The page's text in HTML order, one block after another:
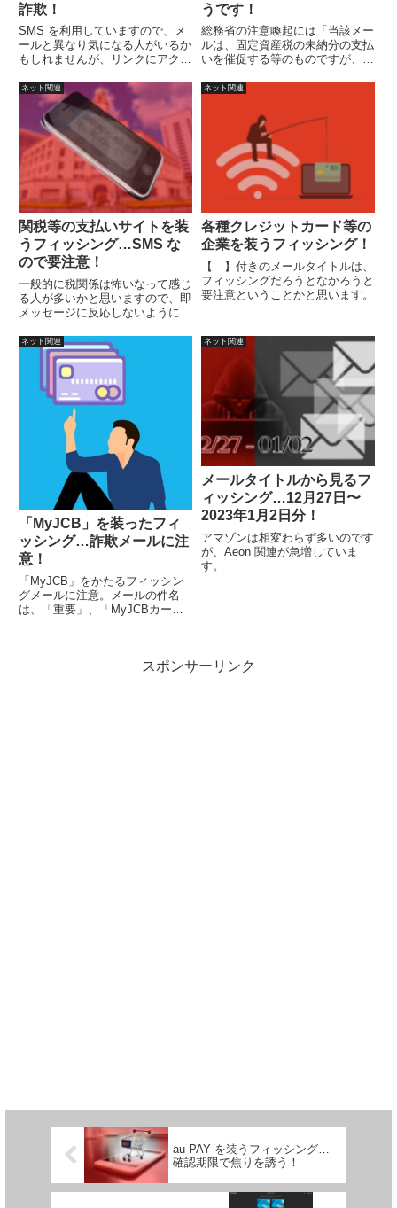
詐欺！
SMS を利用していますので、メ
ールと異なり気になる人がいるか
もしれませんが、リンクにアクセ
で、怪しさ満点です。
うです！
総務省の注意喚起には「当該メー
ルは、固定資産税の未納分の支払
いを催促する等のものですが、総
信することはありません。」と明
ネット関連
関税等の支払いサイトを装
うフィッシング…SMS な
ので要注意！
一般的に税関係は怖いなって感じ
る人が多いかと思いますので、即
メッセージに反応しないように注
ネット関連
各種クレジットカード等の
企業を装うフィッシング！
【 】付きのメールタイトルは、
フィッシングだろうとなかろうと
要注意ということかと思います。
ネット関連
「MyJCB」を装ったフィ
ッシング…詐欺メールに注
意！
「MyJCB」をかたるフィッシン
グメールに注意。メールの件名
は、「重要」、「MyJCBカー
みるとおかしいことがわかると思
ネット関連
メールタイトルから見るフ
ィッシング…12月27日〜
2023年1月2日分！
アマゾンは相変わらず多いのです
が、Aeon 関連が急増していま
す。
スポンサーリンク
au PAY を装うフィッシング…
確認期限で焦りを誘う！